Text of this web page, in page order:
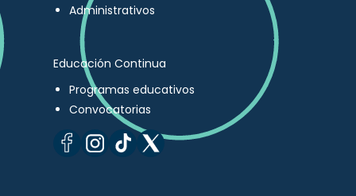
Administrativos
Educación Continua
Programas educativos
Convocatorias